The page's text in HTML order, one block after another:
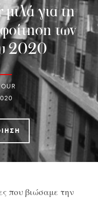
για τη
των
2020
που βιώσαμε την